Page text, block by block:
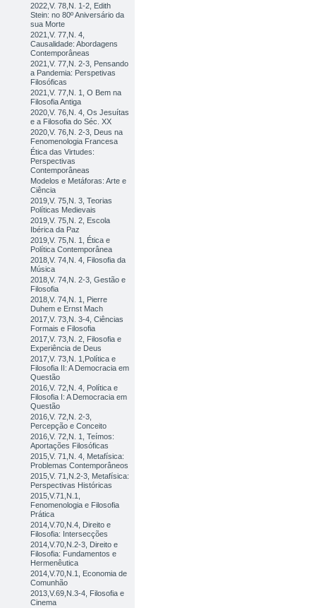
2022,V. 78,N. 1-2, Edith
Stein: no 80º Aniversário da
sua Morte
2021,V. 77,N. 4,
Causalidade: Abordagens
Contemporâneas
2021,V. 77,N. 2-3, Pensando
a Pandemia: Perspetivas
Filosóficas
2021,V. 77,N. 1, O Bem na
Filosofia Antiga
2020,V. 76,N. 4, Os Jesuítas
e a Filosofia do Séc. XX
2020,V. 76,N. 2-3, Deus na
Fenomenologia Francesa
Ética das Virtudes:
Perspectivas
Contemporâneas
Modelos e Metáforas: Arte e
Ciência
2019,V. 75,N. 3, Teorias
Políticas Medievais
2019,V. 75,N. 2, Escola
Ibérica da Paz
2019,V. 75,N. 1, Ética e
Política Contemporânea
2018,V. 74,N. 4, Filosofia da
Música
2018,V. 74,N. 2-3, Gestão e
Filosofia
2018,V. 74,N. 1, Pierre
Duhem e Ernst Mach
2017,V. 73,N. 3-4, Ciências
Formais e Filosofia
2017,V. 73,N. 2, Filosofia e
Experiência de Deus
2017,V. 73,N. 1,Política e
Filosofia II: A Democracia em
Questão
2016,V. 72,N. 4, Política e
Filosofia I: A Democracia em
Questão
2016,V. 72,N. 2-3,
Percepção e Conceito
2016,V. 72,N. 1, Teímos:
Aportações Filosóficas
2015,V. 71,N. 4, Metafísica:
Problemas Contemporâneos
2015,V. 71,N.2-3, Metafísica:
Perspectivas Históricas
2015,V.71,N.1,
Fenomenologia e Filosofia
Prática
2014,V.70,N.4, Direito e
Filosofia: Intersecções
2014,V.70,N.2-3, Direito e
Filosofia: Fundamentos e
Hermenêutica
2014,V.70,N.1, Economia de
Comunhão
2013,V.69,N.3-4, Filosofia e
Cinema